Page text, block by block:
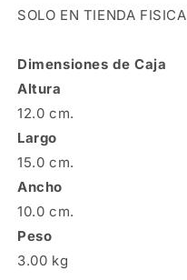
SOLO EN TIENDA FISICA
Dimensiones de Caja
Altura
12.0 cm.
Largo
15.0 cm.
Ancho
10.0 cm.
Peso
3.00 kg